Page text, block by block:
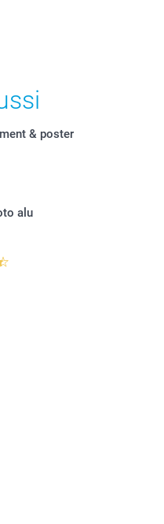
& poster
alu